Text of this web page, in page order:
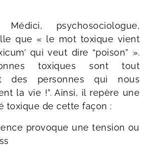
Médici, psychosociologue,
que « le mot toxique vient
qui veut dire “poison” ».
toxiques sont tout
des personnes qui nous
la vie !”. Ainsi, il repère une
toxique de cette façon :
provoque une tension ou